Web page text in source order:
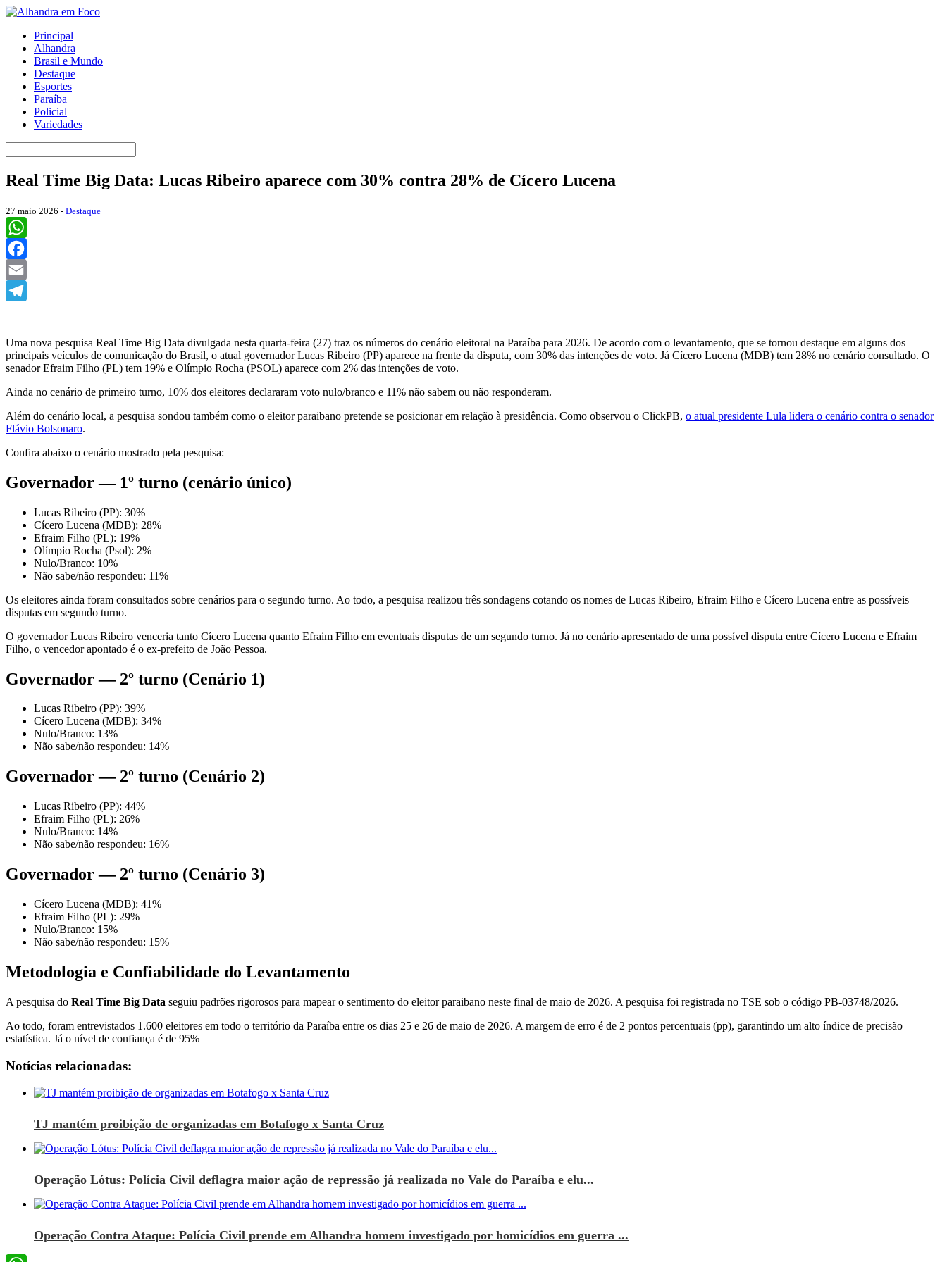
Principal
Alhandra
Brasil e Mundo
Destaque
Esportes
Paraíba
Policial
Variedades
Real Time Big Data: Lucas Ribeiro aparece com 30% contra 28% de Cícero Lucena
27 maio 2026 - Destaque
WhatsApp
Facebook
Email
Uma nova pesquisa Real Time Big Data divulgada nesta quarta-feira (27) traz os números do cenário eleitoral na Paraíba para 2026. De acordo com o levantamento, que se tornou destaque em alguns dos
principais veículos de comunicação do Brasil, o atual governador Lucas Ribeiro (PP) aparece na frente da disputa, com 30% das intenções de voto. Já Cícero Lucena (MDB) tem 28% no cenário consultado. O
senador Efraim Filho (PL) tem 19% e Olímpio Rocha (PSOL) aparece com 2% das intenções de voto.
Ainda no cenário de primeiro turno, 10% dos eleitores declararam voto nulo/branco e 11% não sabem ou não responderam.
Além do cenário local, a pesquisa sondou também como o eleitor paraibano pretende se posicionar em relação à presidência. Como observou o ClickPB, o atual presidente Lula lidera o cenário contra o senador
Flávio Bolsonaro.
Confira abaixo o cenário mostrado pela pesquisa:
Governador — 1º turno (cenário único)
Lucas Ribeiro (PP): 30%
Cícero Lucena (MDB): 28%
Efraim Filho (PL): 19%
Olímpio Rocha (Psol): 2%
Nulo/Branco: 10%
Não sabe/não respondeu: 11%
Os eleitores ainda foram consultados sobre cenários para o segundo turno. Ao todo, a pesquisa realizou três sondagens cotando os nomes de Lucas Ribeiro, Efraim Filho e Cícero Lucena entre as possíveis
disputas em segundo turno.
O governador Lucas Ribeiro venceria tanto Cícero Lucena quanto Efraim Filho em eventuais disputas de um segundo turno. Já no cenário apresentado de uma possível disputa entre Cícero Lucena e Efraim
Filho, o vencedor apontado é o ex-prefeito de João Pessoa.
Governador — 2º turno (Cenário 1)
Lucas Ribeiro (PP): 39%
Cícero Lucena (MDB): 34%
Nulo/Branco: 13%
Não sabe/não respondeu: 14%
Governador — 2º turno (Cenário 2)
Lucas Ribeiro (PP): 44%
Efraim Filho (PL): 26%
Nulo/Branco: 14%
Não sabe/não respondeu: 16%
Governador — 2º turno (Cenário 3)
Cícero Lucena (MDB): 41%
Efraim Filho (PL): 29%
Nulo/Branco: 15%
Não sabe/não respondeu: 15%
Metodologia e Confiabilidade do Levantamento
A pesquisa do Real Time Big Data seguiu padrões rigorosos para mapear o sentimento do eleitor paraibano neste final de maio de 2026. A pesquisa foi registrada no TSE sob o código PB-03748/2026.
Ao todo, foram entrevistados 1.600 eleitores em todo o território da Paraíba entre os dias 25 e 26 de maio de 2026. A margem de erro é de 2 pontos percentuais (pp), garantindo um alto índice de precisão
estatística. Já o nível de confiança é de 95%
Notícias relacionadas:
TJ mantém proibição de organizadas em Botafogo x Santa Cruz
Operação Lótus: Polícia Civil deflagra maior ação de repressão já realizada no Vale do Paraíba e elu...
Operação Contra Ataque: Polícia Civil prende em Alhandra homem investigado por homicídios em guerra ...